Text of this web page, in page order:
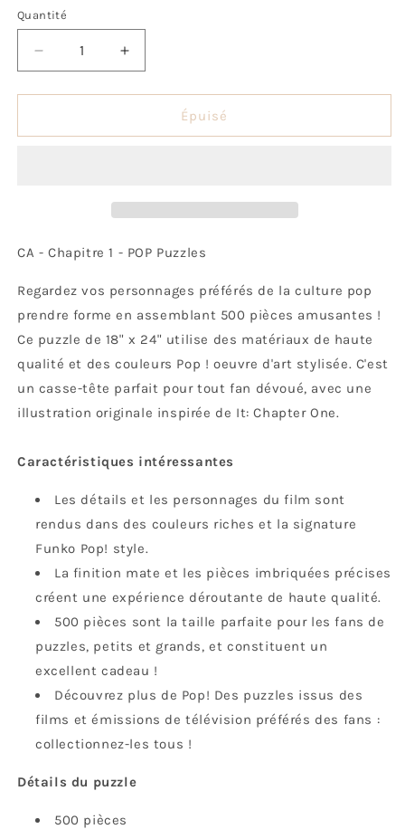
Quantité
Quantité
Réduire
la
quantité
Puzzle
Augmenter
la
quantité
Puzzle
Épuisé
CA - Chapitre 1 - POP Puzzles
Regardez vos personnages préférés de la culture pop
prendre forme en assemblant 500 pièces amusantes !
Ce puzzle de 18" x 24" utilise des matériaux de haute
qualité et des couleurs Pop ! oeuvre d'art stylisée. C'est
un casse-tête parfait pour tout fan dévoué, avec une
illustration originale inspirée de It: Chapter One.
Caractéristiques intéressantes
Les détails et les personnages du film sont
rendus dans des couleurs riches et la signature
Funko Pop! style.
La finition mate et les pièces imbriquées précises
créent une expérience déroutante de haute qualité.
500 pièces sont la taille parfaite pour les fans de
puzzles, petits et grands, et constituent un
excellent cadeau !
Découvrez plus de Pop! Des puzzles issus des
films et émissions de télévision préférés des fans :
collectionnez-les tous !
Détails du puzzle
500 pièces